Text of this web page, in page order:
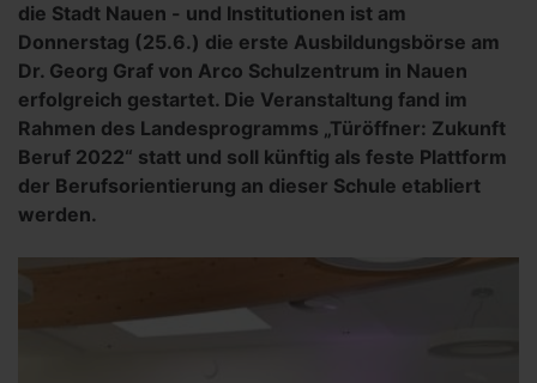
die Stadt Nauen - und Institutionen ist am
Donnerstag (25.6.) die erste Ausbildungsbörse am
Dr. Georg Graf von Arco Schulzentrum in Nauen
erfolgreich gestartet. Die Veranstaltung fand im
Rahmen des Landesprogramms „Türöffner: Zukunft
Beruf 2022“ statt und soll künftig als feste Plattform
der Berufsorientierung an dieser Schule etabliert
werden.